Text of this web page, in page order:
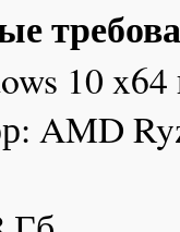
10
AMD